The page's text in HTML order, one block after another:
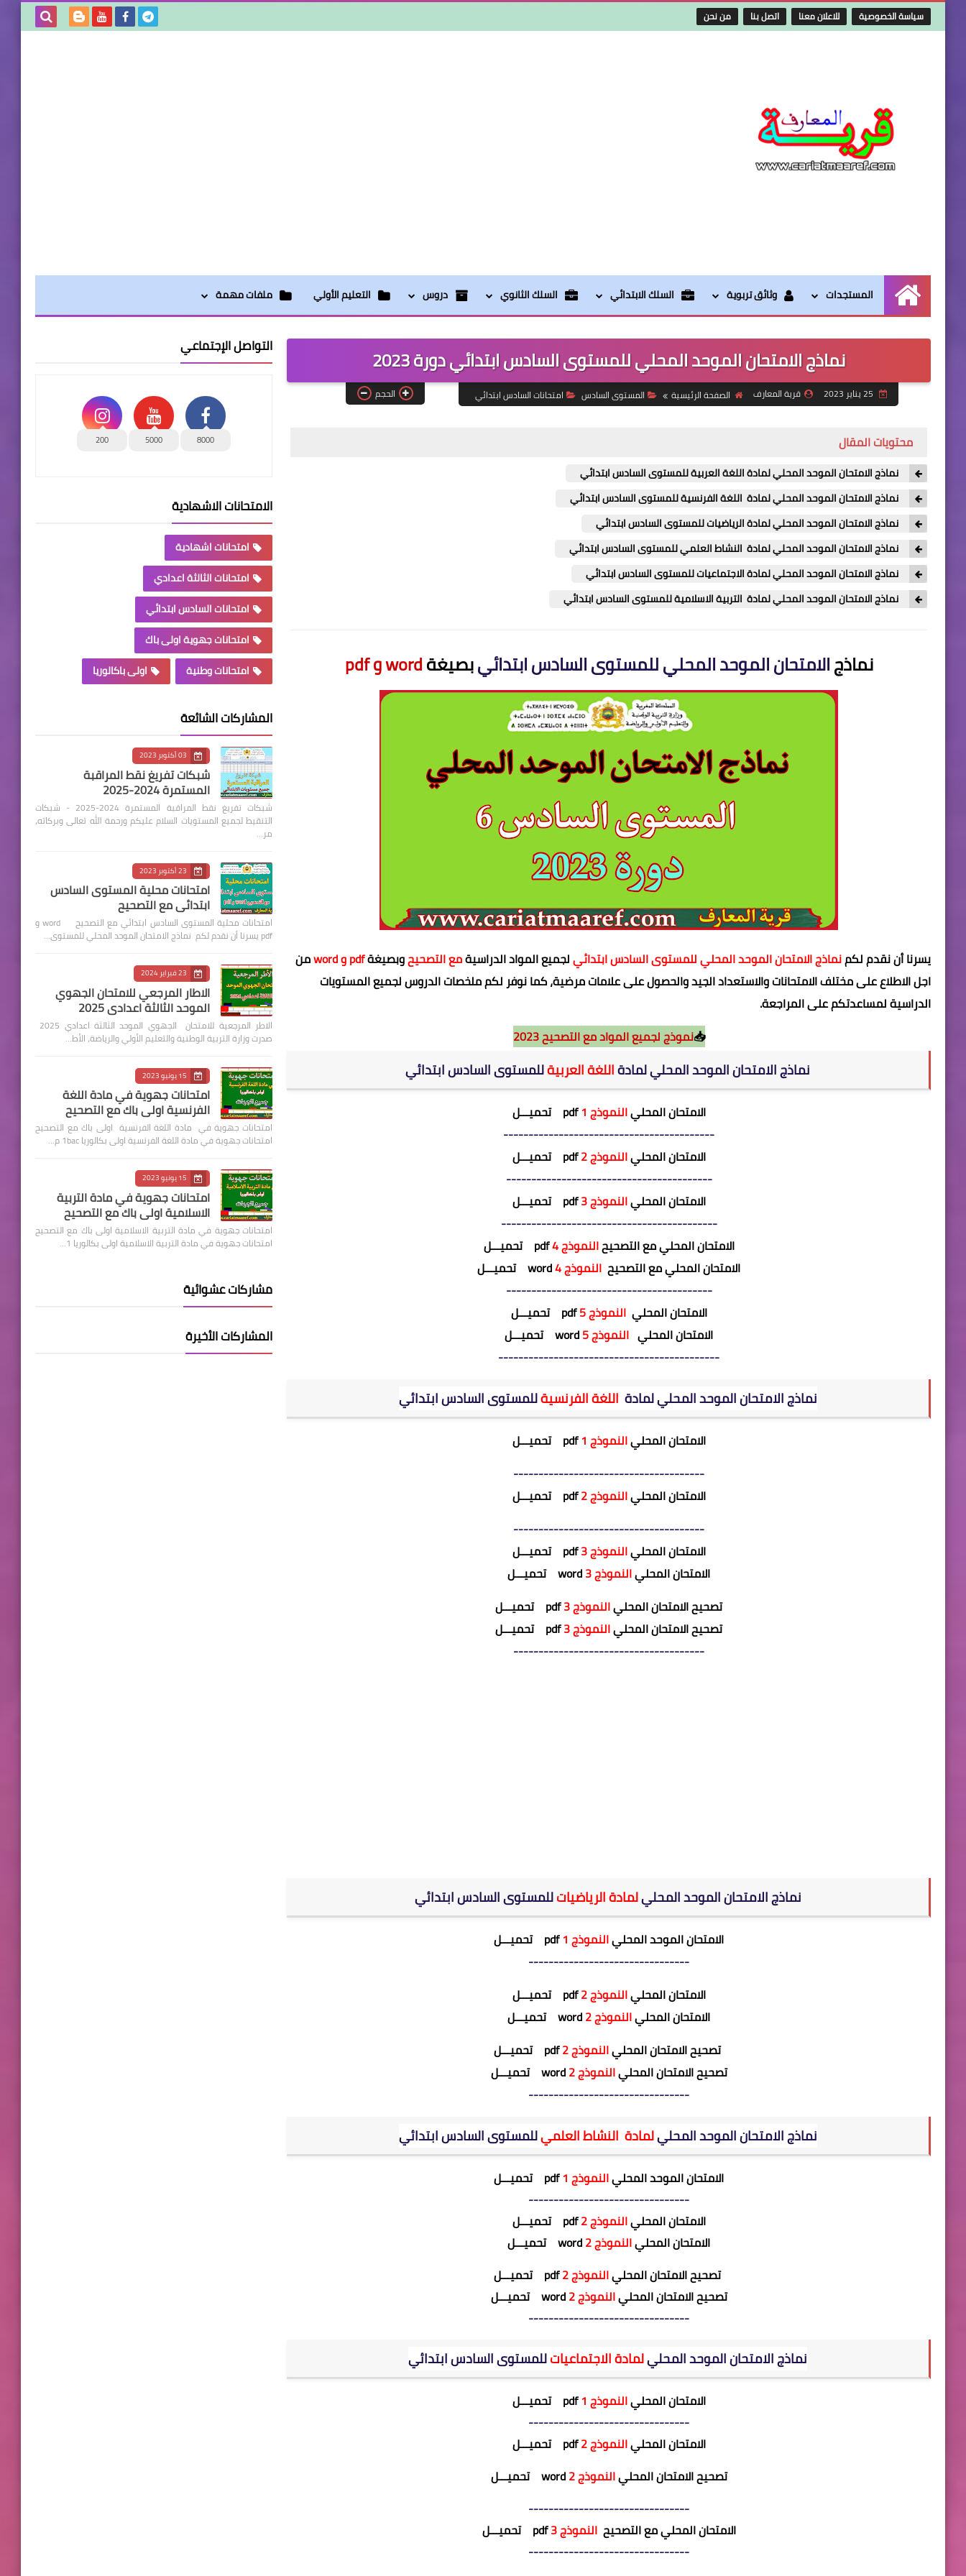
سياسة الخصوصية للاعلان معنا اتصل بنا من نحن
الرئيسية
المستجدات وثائق تربوية السلك الابتدائي السلك الثانوي دروس التعليم الأولي ملفات مهمة
نماذج الامتحان الموحد المحلي للمستوى السادس ابتدائي دورة 2023
قرية المعارف الصفحة الرئيسية المستوى السادس امتحانات السادس ابتدائي الحجم
محتويات المقال
نماذج الامتحان الموحد المحلي لمادة اللغة العربية للمستوى السادس ابتدائي
نماذج الامتحان الموحد المحلي لمادة اللغة الفرنسية للمستوى السادس ابتدائي
نماذج الامتحان الموحد المحلي لمادة الرياضيات للمستوى السادس ابتدائي
نماذج الامتحان الموحد المحلي لمادة النشاط العلمي للمستوى السادس ابتدائي
نماذج الامتحان الموحد المحلي لمادة الاجتماعيات للمستوى السادس ابتدائي
نماذج الامتحان الموحد المحلي لمادة التربية الاسلامية للمستوى السادس ابتدائي
نماذجالامتحان الموحد المحلي للمستوى السادس ابتدائيبصيغةword و pdf
يسرنا أن نقدم لكمنماذج الامتحان الموحد المحلي للمستوى السادس ابتدائيلجميع المواد الدراسيةمع التصحيحوبصيغةpdf و word
من
اجل الاطلاع على مختلف الامتحانات والاستعداد الجيد والحصول على علامات مرضية، كما نوفر لكم ملخصات الدروس لجميع المستويات
الدراسية لمساعدتكم على المراجعة.
📥نموذج لجميع المواد مع التصحيح 2023
نماذج الامتحان الموحد المحلي لمادةاللغة العربيةللمستوى السادس ابتدائي
الامتحان المحليالنموذج 1 pdf
تحميـــل
------------------------------------------
الامتحان المحليالنموذج 2 pdf
تحميـــل
-----------------------------------------
الامتحان المحليالنموذج 3 pdf
تحميـــل
-------------------------------------------
الامتحان المحلي مع التصحيحالنموذج 4 pdf
تحميـــل
الامتحان المحلي مع التصحيح النموذج 4
تحميـــل
-----------------------------------------
الامتحان المحليالنموذج 5 pdf
تحميـــل
الامتحان المحلي النموذج 5
تحميـــل
--------------------------------------------
نماذج الامتحان الموحد المحلي لمادة اللغة الفرنسيةللمستوى السادس ابتدائي
الامتحان المحليالنموذج 1 pdf
تحميـــل
--------------------------------------
الامتحان المحليالنموذج 2 pdf
تحميـــل
--------------------------------------
الامتحان المحليالنموذج 3 pdf
تحميـــل
الامتحان المحليالنموذج 3 word تحميـــل
تصحيح الامتحان المحليالنموذج 3 pdf
تحميـــل
تصحيح الامتحان المحليالنموذج 3 pdf
تحميـــل
--------------------------------------
نماذج الامتحان الموحد المحليلمادة الرياضياتللمستوى السادس ابتدائي
الامتحان الموحد المحليالنموذج 1 pdf
تحميـــل
--------------------------------
الامتحان المحليالنموذج 2 pdf
تحميـــل
الامتحان المحليالنموذج 2 word تحميـــل
تصحيح الامتحان المحليالنموذج 2 pdf
تحميـــل
تصحيح الامتحان المحليالنموذج 2 word تحميـــل
--------------------------------
نماذج الامتحان الموحد المحليلمادة النشاط العلميللمستوى السادس ابتدائي
الامتحان الموحد المحليالنموذج 1 pdf
تحميـــل
--------------------------------
الامتحان المحليالنموذج 2 pdf
تحميـــل
الامتحان المحليالنموذج 2 word تحميـــل
تصحيح الامتحان المحليالنموذج 2 pdf
تحميـــل
تصحيح الامتحان المحليالنموذج 2 word تحميـــل
--------------------------------
نماذج الامتحان الموحد المحليلمادةالاجتماعياتللمستوى السادس ابتدائي
الامتحان المحليالنموذج 1 pdf
تحميـــل
--------------------------------
الامتحان المحليالنموذج 2 pdf
تحميـــل
تصحيح الامتحان المحليالنموذج 2 word
تحميـــل
--------------------------------
الامتحان المحلي مع التصحيحالنموذج 3 pdf
تحميـــل
--------------------------------
التواصل الإجتماعي
8000
5000
200
الامتحانات الاشهادية
امتحانات اشهادية
امتحانات الثالثة اعدادي
امتحانات السادس ابتدائي
امتحانات جهوية اولى باك
امتحانات وطنية
اولى باكالوريا
المشاركات الشائعة
03 أكتوبر 2023
شبكات تفريغ نقط المراقبة
المستمرة 2024-2025
شبكات تفريغ نقط المراقبة المستمرة 2024-2025 - شبكات
التنقيط لجميع المستويات السلام عليكم ورحمة الله تعالى وبركاته،
مر…
23 أكتوبر 2023
امتحانات محلية المستوى السادس
ابتدائي مع التصحيح
امتحانات محلية المستوى السادس ابتدائي مع التصحيح word و
pdf يسرنا أن نقدم لكم نماذج الامتحان الموحد المحلي للمستوى…
23 فبراير 2024
الاطار المرجعي للامتحان الجهوي
الموحد الثالثة اعدادي 2025
صدرت وزارة التربية الوطنية والتعليم الأولي والرياضة، الأط…
15 يونيو 2023
امتحانات جهوية في مادة اللغة
الفرنسية اولى باك مع التصحيح
امتحانات جهوية في مادة اللغة الفرنسية اولى باك مع التصحيح
امتحانات جهوية في مادة اللغة الفرنسية اولى بكالوريا 1bac م…
15 يونيو 2023
امتحانات جهوية في مادة التربية
الاسلامية اولى باك مع التصحيح
امتحانات جهوية في مادة التربية الاسلامية اولى باك مع التصحيح
امتحانات جهوية في مادة التربية الاسلامية اولى بكالوريا 1…
مشاركات عشوائية
المشاركات الأخيرة